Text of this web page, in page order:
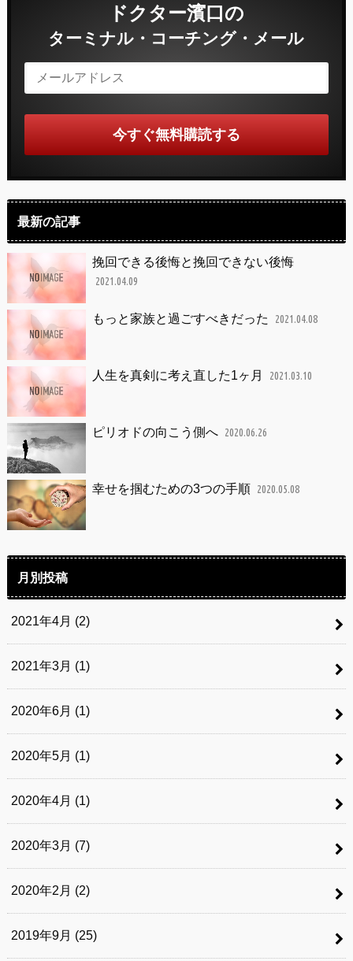
ドクター濱口の
ターミナル・コーチング・メール
最新の記事
挽回できる後悔と挽回できない後悔
2021.04.09
もっと家族と過ごすべきだった 2021.04.08
人生を真剣に考え直した1ヶ月 2021.03.10
ピリオドの向こう側へ 2020.06.26
幸せを掴むための3つの手順 2020.05.08
月別投稿
2021年4月 (2)
2021年3月 (1)
2020年6月 (1)
2020年5月 (1)
2020年4月 (1)
2020年3月 (7)
2020年2月 (2)
2019年9月 (25)